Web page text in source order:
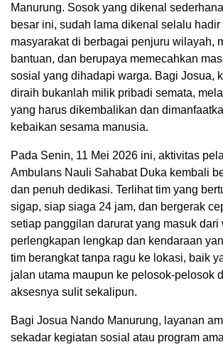
Manurung. Sosok yang dikenal
besar ini, sudah lama dikenal selalu hadir
masyarakat di berbagai penjuru wilayah,
bantuan, dan berupaya memecahkan
sosial yang dihadapi warga. Bagi Josua,
diraih bukanlah milik pribadi semata,
yang harus dikembalikan dan
kebaikan sesama manusia.
Pada Senin, 11 Mei 2026 ini, aktivitas
Ambulans Nauli Sahabat Duka kembali
dan penuh dedikasi. Terlihat tim yang
sigap, siap siaga 24 jam, dan bergerak
setiap panggilan darurat yang masuk dari
perlengkapan lengkap dan kendaraan
tim berangkat tanpa ragu ke lokasi, baik
jalan utama maupun ke pelosok-pelosok
aksesnya sulit sekalipun.
Bagi Josua Nando Manurung, layanan
sekadar kegiatan sosial atau program